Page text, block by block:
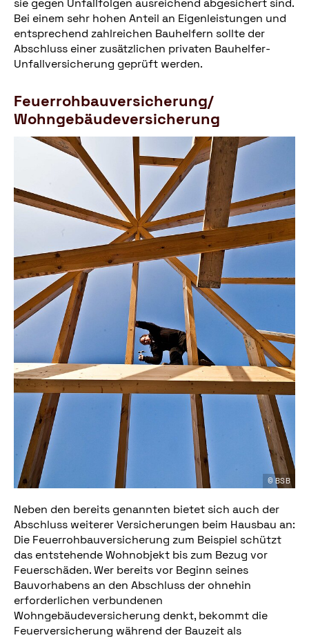
sie gegen Unfallfolgen ausreichend abgesichert sind.
Bei einem sehr hohen Anteil an Eigenleistungen und
entsprechend zahlreichen Bauhelfern sollte der
Abschluss einer zusätzlichen privaten Bauhelfer-
Unfallversicherung geprüft werden.
Feuerrohbauversicherung/
Wohngebäudeversicherung
© BSB
Neben den bereits genannten bietet sich auch der
Abschluss weiterer Versicherungen beim Hausbau an:
Die Feuerrohbauversicherung zum Beispiel schützt
das entstehende Wohnobjekt bis zum Bezug vor
Feuerschäden. Wer bereits vor Beginn seines
Bauvorhabens an den Abschluss der ohnehin
erforderlichen verbundenen
Wohngebäudeversicherung denkt, bekommt die
Feuerversicherung während der Bauzeit als